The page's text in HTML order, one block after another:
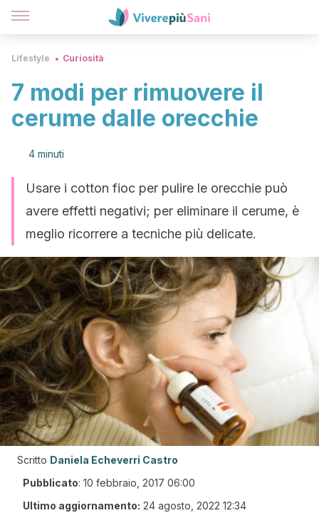
Lifestyle Curiosità
7 modi per rimuovere il
cerume dalle orecchie
4 minuti
Usare i cotton fioc per pulire le orecchie può
avere effetti negativi; per eliminare il cerume, è
meglio ricorrere a tecniche più delicate.
Scritto Daniela Echeverri Castro
Pubblicato: 10 febbraio, 2017 06:00
Ultimo aggiornamento: 24 agosto, 2022 12:34